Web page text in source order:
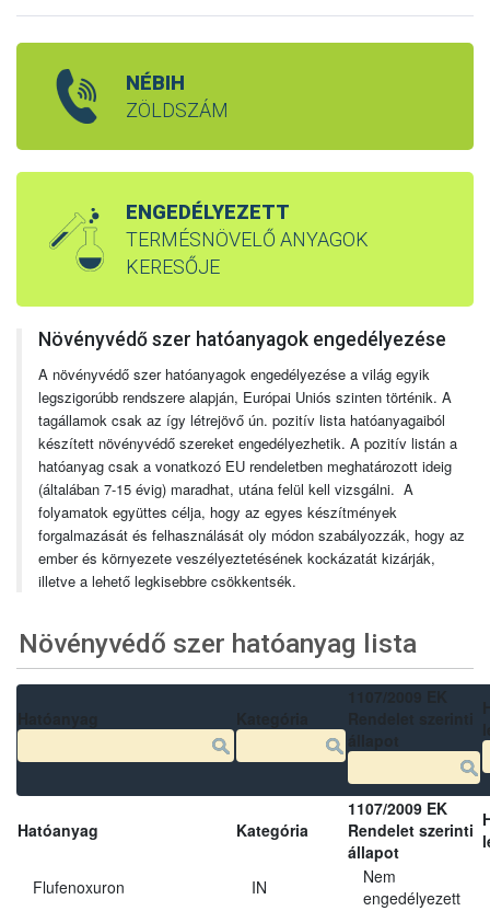
NÉBIH
ZÖLDSZÁM
ENGEDÉLYEZETT
TERMÉSNÖVELŐ ANYAGOK
KERESŐJE
Növényvédő szer hatóanyagok engedélyezése
A növényvédő szer hatóanyagok engedélyezése a világ egyik
legszigorúbb rendszere alapján, Európai Uniós szinten történik. A
tagállamok csak az így létrejövő ún. pozitív lista hatóanyagaiból
készített növényvédő szereket engedélyezhetik. A pozitív listán a
hatóanyag csak a vonatkozó EU rendeletben meghatározott ideig
(általában 7-15 évig) maradhat, utána felül kell vizsgálni. A
folyamatok együttes célja, hogy az egyes készítmények
forgalmazását és felhasználását oly módon szabályozzák, hogy az
ember és környezete veszélyeztetésének kockázatát kizárják,
illetve a lehető legkisebbre csökkentsék.
Növényvédő szer hatóanyag lista
Hatóanyag Kategória
1107/2009 EK
Rendelet szerinti
állapot
Flufenoxuron IN
Nem
engedélyezett